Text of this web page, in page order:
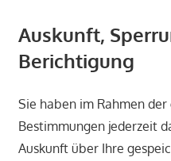
Auskunft,
Berichtigung
Sie haben im Rahmen
Bestimmungen jederzeit
Auskunft über Ihre